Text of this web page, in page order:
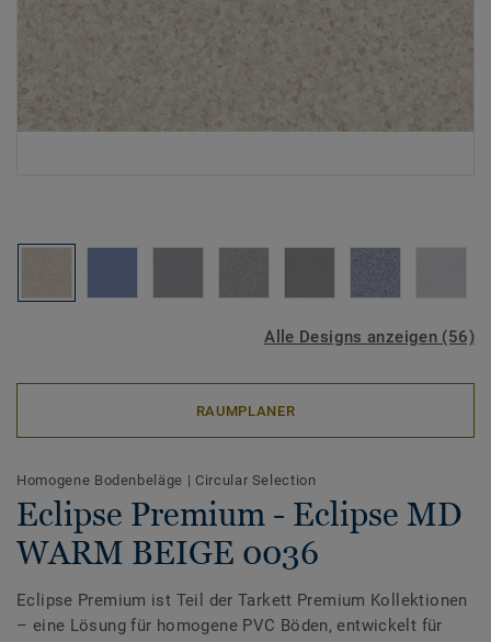
Alle Designs anzeigen (56)
RAUMPLANER
Homogene Bodenbeläge | Circular Selection
Eclipse Premium - Eclipse MD
WARM BEIGE 0036
Eclipse Premium ist Teil der Tarkett Premium Kollektionen
– eine Lösung für homogene PVC Böden, entwickelt für